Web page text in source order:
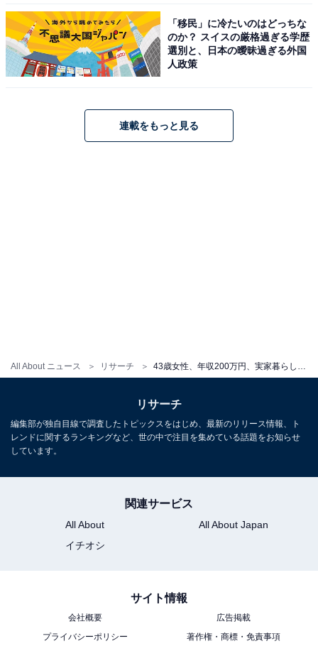
All About ニュース リサーチ
いと言ってくれてその言葉に甘えている」と、生活費の
面で負い目を感じていることも明かしました。
る回答者の様子がうかがえます。
「移民」に冷たいのはどっちな
のか？ スイスの厳格過ぎる学歴
選別と、日本の曖昧過ぎる外国
人政策
連載をもっと見る
リサーチ
編集部が独自目線で調査したトピックスをはじめ、最新のリリース情報、ト
レンドに関するランキングなど、世の中で注目を集めている話題をお知らせ
しています。
関連サービス
All About
All About Japan
イチオシ
サイト情報
会社概要
広告掲載
プライバシーポリシー
著作権・商標・免責事項